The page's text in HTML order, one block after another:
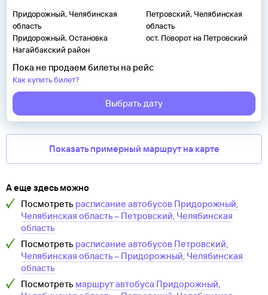
Придорожный, Челябинская
область
Придорожный, Остановка
Нагайбакский район
Петровский, Челябинская
область
ост. Поворот на Петровский
Пока не продаем билеты на рейс
Как купить билет?
Выбрать дату
Показать примерный маршрут на карте
А еще здесь можно
Посмотреть расписание автобусов Придорожный,
Челябинская область– Петровский, Челябинская
область
Посмотреть расписание автобусов Петровский,
Челябинская область– Придорожный, Челябинская
область
Посмотреть маршрут автобуса Придорожный,